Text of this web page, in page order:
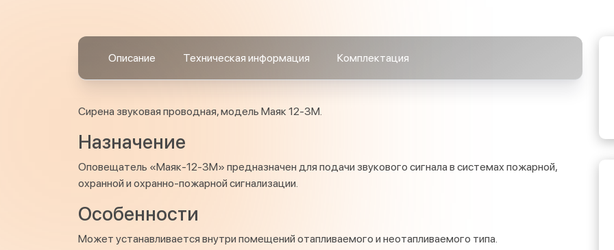
Описание Техническая информация Комплектация
Сирена звуковая проводная, модель Маяк 12-3М.
Назначение
Оповещатель «Маяк-12-3М» предназначен для подачи звукового сигнала в системах пожарной,
охранной и охранно-пожарной сигнализации.
Особенности
Может устанавливается внутри помещений отапливаемого и неотапливаемого типа.